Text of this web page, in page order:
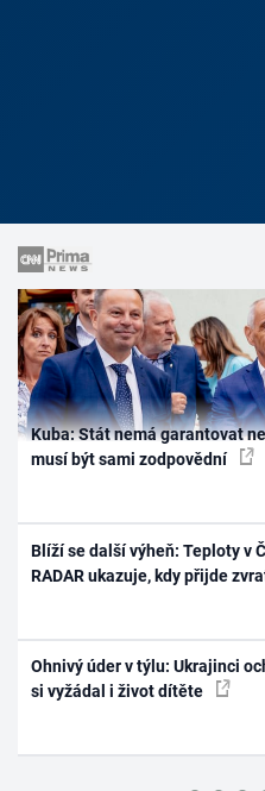
Kuba: Stát nemá garantovat
musí být sami zodpovědní
Blíží se další výheň: Teploty v
RADAR ukazuje, kdy přijde
Ohnivý úder v týlu: Ukrajinci
si vyžádal i život dítěte